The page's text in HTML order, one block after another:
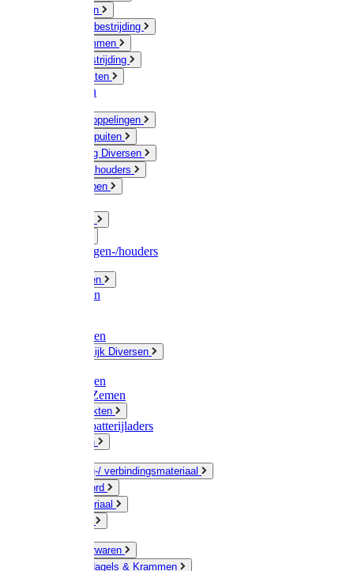
Drukspuiten
Ongediertebestrijding
Mollenklemmen
Onkruidbestrijding
Vliegenkasten
Meststoffen
Messing koppelingen
Gieters / Spuiten
Besproeiing Diversen
Slangen & houders
Waterpompen
Slangenwagen-/houders
Olie / Vetten
Chemicalien
Plasticzakken
Huishoudelijk Diversen
Zaksluitingen
Sponzen / Zemen
Zeepprodukten
Batterij & batterijladers
Zaklampen
Verpakking-/ verbindingsmateriaal
Touw / Koord
Afdekmateriaal
Kleine ijzerwaren
Spijkers, Nagels & Krammen